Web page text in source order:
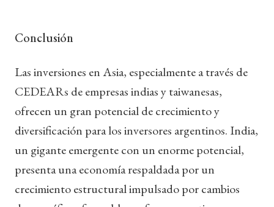
Conclusión
Las inversiones en Asia, especialmente a través de
CEDEARs de empresas indias y taiwanesas,
ofrecen un gran potencial de crecimiento y
diversificación para los inversores argentinos. India,
un gigante emergente con un enorme potencial,
presenta una economía respaldada por un
crecimiento estructural impulsado por cambios